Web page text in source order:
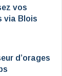
vos
via Blois
d’orages